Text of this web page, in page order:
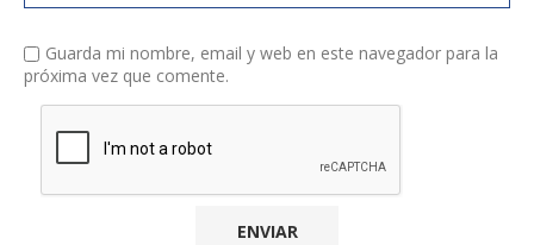
Guarda mi nombre, email y web en este navegador para la
próxima vez que comente.